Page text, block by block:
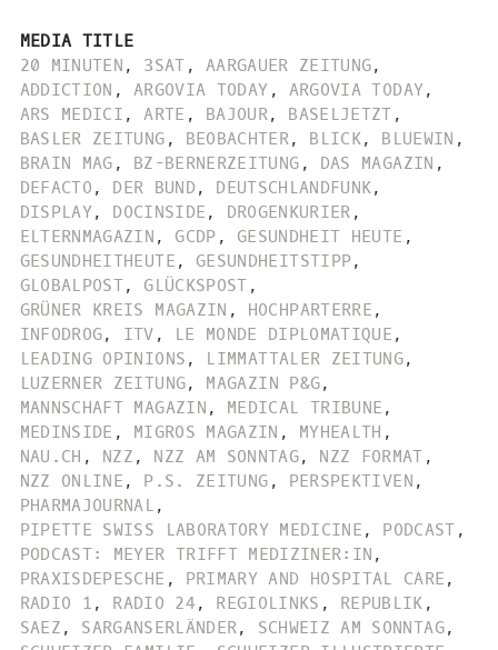
MEDIA TITLE
20 MINUTEN , 3SAT , AARGAUER ZEITUNG,
ADDICTION , ARGOVIA TODAY , ARGOVIA TODAY,
ARS MEDICI , ARTE , BAJOUR, BASELJETZT ,
BASLER ZEITUNG , BEOBACHTER, BLICK, BLUEWIN ,
BRAIN MAG , BZ-BERNERZEITUNG , DAS MAGAZIN ,
DEFACTO , DER BUND , DEUTSCHLANDFUNK,
DISPLAY, DOCINSIDE , DROGENKURIER ,
ELTERNMAGAZIN , GCDP , GESUNDHEIT HEUTE ,
GESUNDHEITHEUTE , GESUNDHEITSTIPP,
GLOBALPOST, GLÜCKSPOST ,
GRÜNER KREIS MAGAZIN , HOCHPARTERRE ,
INFODROG, ITV , LE MONDE DIPLOMATIQUE ,
LEADING OPINIONS , LIMMATTALER ZEITUNG,
LUZERNER ZEITUNG, MAGAZIN P&G,
MANNSCHAFT MAGAZIN , MEDICAL TRIBUNE ,
MEDINSIDE , MIGROS MAGAZIN , MYHEALTH ,
NAU.CH , NZZ , NZZ AM SONNTAG, NZZ FORMAT ,
NZZ ONLINE , P.S. ZEITUNG , PERSPEKTIVEN ,
PHARMAJOURNAL ,
PIPETTE SWISS LABORATORY MEDICINE , PODCAST ,
PODCAST: MEYER TRIFFT MEDIZINER:IN ,
PRAXISDEPESCHE , PRIMARY AND HOSPITAL CARE ,
RADIO 1 , RADIO 24, REGIOLINKS , REPUBLIK ,
SAEZ , SARGANSERLÄNDER, SCHWEIZ AM SONNTAG,